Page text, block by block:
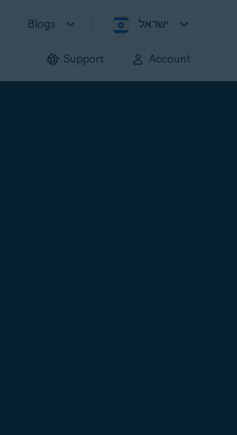
Blogs ישראל
Support Account